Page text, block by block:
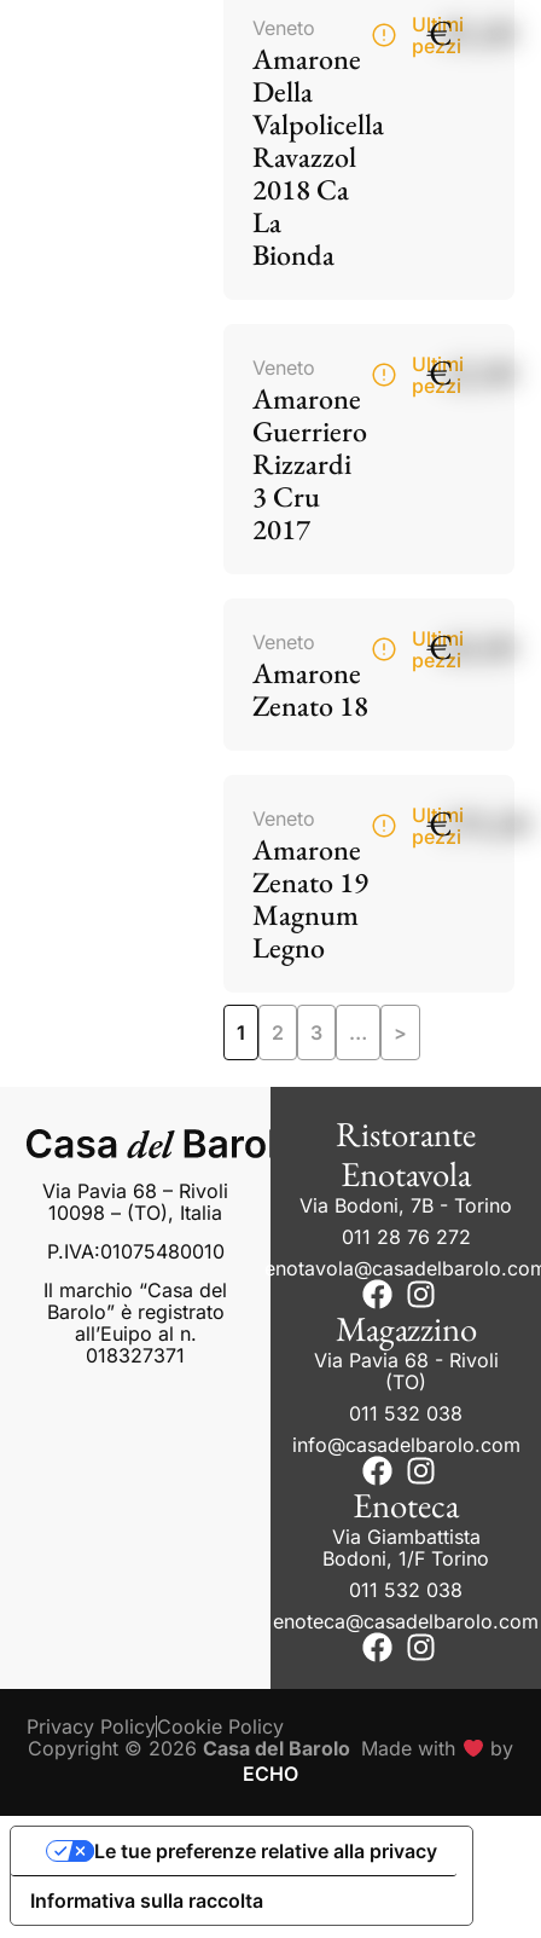
Veneto
Amarone
Della
Valpolicella
Ravazzol
2018 Ca
La
Bionda
Ultimi
pezzi
€85,00
Veneto
Amarone
Guerriero
Rizzardi
3 Cru
2017
Ultimi
pezzi
€42,00
Veneto
Amarone
Zenato 18
Ultimi
pezzi
€60,00
Veneto
Amarone
Zenato 19
Magnum
Legno
Ultimi
pezzi
€195,00
1 2 3 … >
Via Pavia 68 – Rivoli
10098 – (TO), Italia
P.IVA:01075480010
Il marchio “Casa del
Barolo” è registrato
all’Euipo al n.
018327371
Ristorante
Enotavola
Via Bodoni, 7B - Torino
011 28 76 272
Magazzino
Via Pavia 68 - Rivoli
(TO)
011 532 038
info@casadelbarolo.com
Enoteca
Via Giambattista
Bodoni, 1/F Torino
011 532 038
enoteca@casadelbarolo.com
Copyright © 2026Casa del Barolo Made with
by
ECHO
Privacy PolicyCookie Policy
Informativa sulla raccolta
Le tue preferenze relative alla privacy